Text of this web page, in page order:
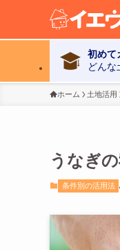
初めて
どんな
ホーム 土地活用
うなぎ
条件別の活用法